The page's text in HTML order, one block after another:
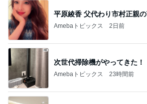
平原綾香 父代わり市村正親
Amebaトピックス 2日前
次世代掃除機がやってきた！
Amebaトピックス 23時間前